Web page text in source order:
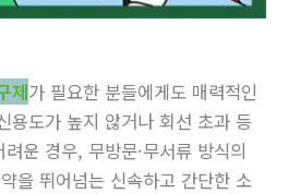
제가 필요한 분들에게도 매력적인
용도가 높지 않거나 회선 초과 등
운 경우, 무방문·무서류 방식의
을 뛰어넘는 신속하고 간단한 소